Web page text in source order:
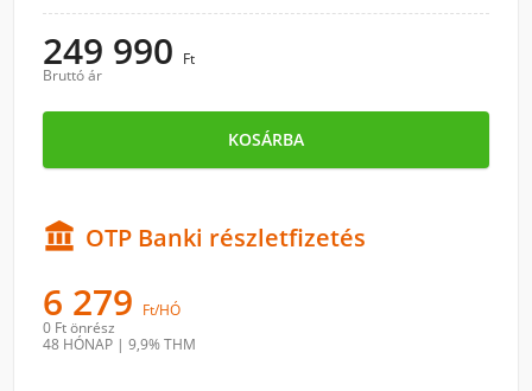
249 990 Ft
Bruttó ár
KOSÁRBA
 OTP Banki részletfizetés
6 279 Ft/HÓ
0 Ftönrész
48 HÓNAP | 9,9% THM